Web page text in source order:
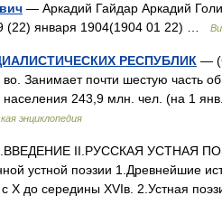
— Аркадий Гайдар Аркадий
(22) января 1904(1904 01 22) …
РЕСПУБЛИК —
во. Занимает почти шестую часть
населения 243,9 млн. чел. (на 1
энциклопедия
II.РУССКАЯ УСТНАЯ
устной поэзии 1.Древнейшие
с X до середины XVIв. 2.Устная